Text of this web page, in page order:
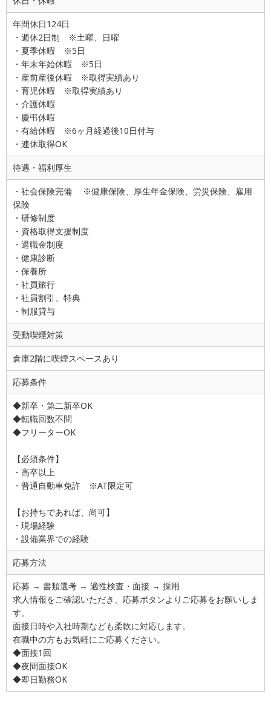
年間休日124日
・週休2日制 ※土曜、日曜
・夏季休暇 ※5日
・年末年始休暇 ※5日
・産前産後休暇 ※取得実績あり
・育児休暇 ※取得実績あり
・介護休暇
・慶弔休暇
・有給休暇 ※6ヶ月経過後10日付与
・連休取得OK
待遇・福利厚生
・社会保険完備 ※健康保険、厚生年金保険、労災保険、雇用
保険
・研修制度
・資格取得支援制度
・退職金制度
・健康診断
・保養所
・社員旅行
・社員割引、特典
・制服貸与
受動喫煙対策
倉庫2階に喫煙スペースあり
応募条件
◆新卒・第二新卒OK
◆転職回数不問
◆フリーターOK
【必須条件】
・高卒以上
・普通自動車免許 ※AT限定可
【お持ちであれば、尚可】
・現場経験
・設備業界での経験
応募方法
応募 → 書類選考 → 適性検査・面接 → 採用
求人情報をご確認いただき、応募ボタンよりご応募をお願いしま
す。
面接日時や入社時期なども柔軟に対応します。
在職中の方もお気軽にご応募ください。
◆面接1回
◆夜間面接OK
◆即日勤務OK